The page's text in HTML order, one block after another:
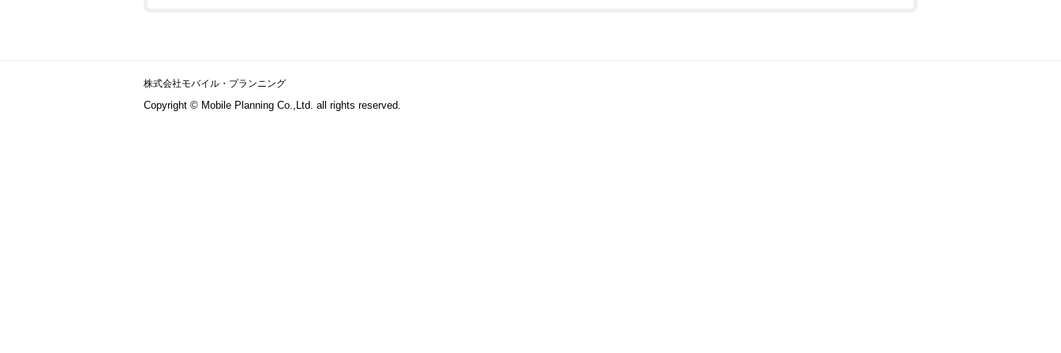
株式会社モバイル・プランニング
Copyright © Mobile Planning Co.,Ltd. all rights reserved.